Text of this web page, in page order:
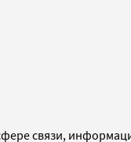
связи,